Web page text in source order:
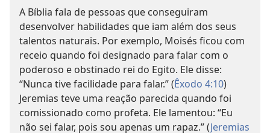
A Bíblia fala de pessoas que conseguiram
desenvolver habilidades que iam além dos seus
talentos naturais. Por exemplo, Moisés ficou com
receio quando foi designado para falar com o
poderoso e obstinado rei do Egito. Ele disse:
“Nunca tive facilidade para falar.” (Êxodo 4:10)
Jeremias teve uma reação parecida quando foi
comissionado como profeta. Ele lamentou: “Eu
não sei falar, pois sou apenas um rapaz.” (Jeremias